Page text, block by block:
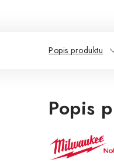
Popis produktu
Popis